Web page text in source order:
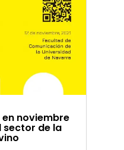
en noviembre
sector de la